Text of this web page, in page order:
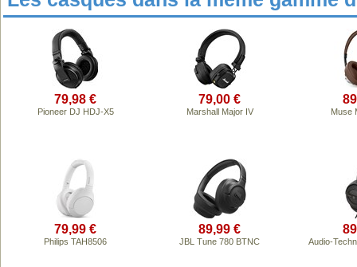
79,98 €
Pioneer DJ HDJ-X5
79,00 €
Marshall Major IV Muse
79,99 €
Philips TAH8506
89,99 €
JBL Tune 780 BTNC Audio-